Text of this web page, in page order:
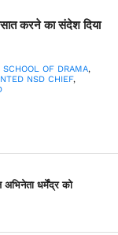
करने का संदेश दिया
SCHOOL OF DRAMA,
NSD CHIEF,
धर्मेंद्र को